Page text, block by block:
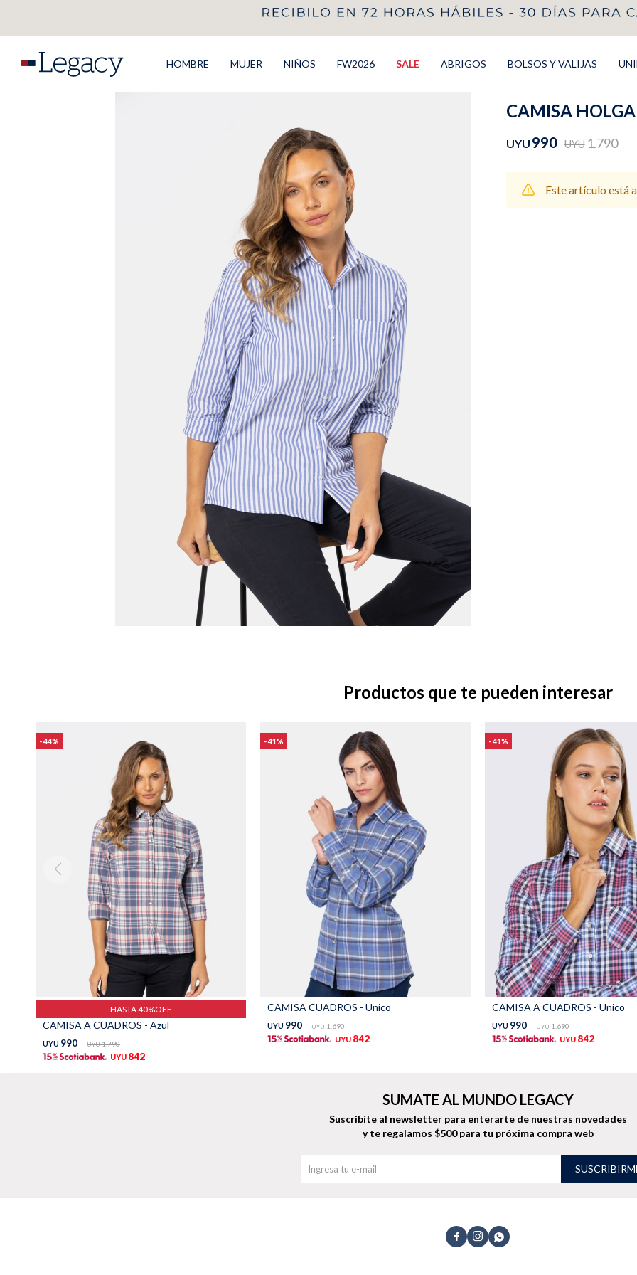
HOMBRE MUJER NIÑOS FW2026 SALE ABRIGOS BOLSOS Y VALIJAS
CAMISA
UYU 990 UYU1.790
Este artículo está
Productos que te pueden interesar
44
HASTA 40%OFF
CAMISA A CUADROS - Azul
UYU 990 UYU 1.790
UYU 842
41
CAMISA CUADROS - Unico
UYU 990 UYU 1.690
UYU 842
41
CAMISA A CUADROS - Unico
UYU 990 UYU 1.690
UYU 842
  
SUMATE AL MUNDO LEGACY
Suscribíte al newsletter para enterarte de nuestras novedades
y te regalamos $500 para tu próxima compra web